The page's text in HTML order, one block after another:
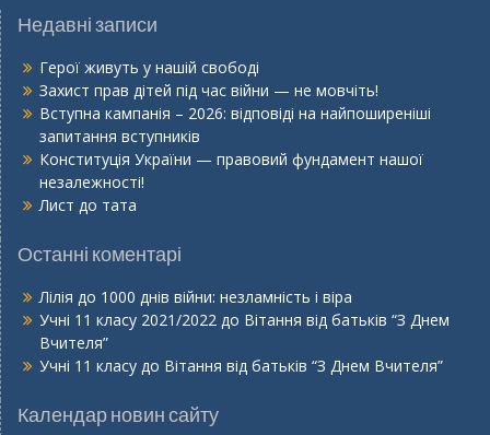
Недавні записи
Герої живуть у нашій свободі
Захист прав дітей під час війни — не мовчіть!
Вступна кампанія – 2026: відповіді на найпоширеніші
запитання вступників
Конституція України — правовий фундамент нашої
незалежності!
Лист до тата
Останні коментарі
Лілія до 1000 днів війни: незламність і віра
Учні 11 класу 2021/2022 до Вітання від батьків “З Днем
Вчителя”
Учні 11 класу до Вітання від батьків “З Днем Вчителя”
Календар новин сайту